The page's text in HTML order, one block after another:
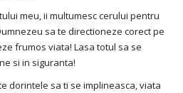
meu, ii multumesc cerului pentru
sa te directioneze corect pe
frumos viata! Lasa totul sa se
si in siguranta!
dorintele sa ti se implineasca, viata